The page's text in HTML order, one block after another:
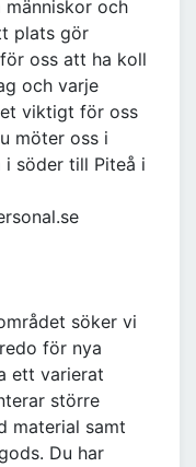
och
plats gör
oss att ha koll
och varje
viktigt för oss
möter oss i
söder till Piteå i
söker vi
för nya
ett varierat
större
material samt
Du har